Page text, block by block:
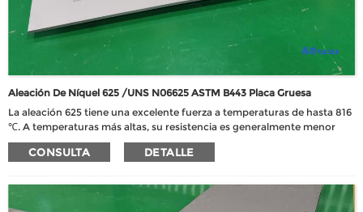
Aleación De Níquel 625 /UNS N06625 ASTM B443 Placa Gruesa
La aleación 625 tiene una excelente fuerza a temperaturas de hasta 816
℃. A temperaturas más altas, su resistencia es generalmente menor
que la de otras aleaciones de solución sólida.
CONSULTA DETALLE